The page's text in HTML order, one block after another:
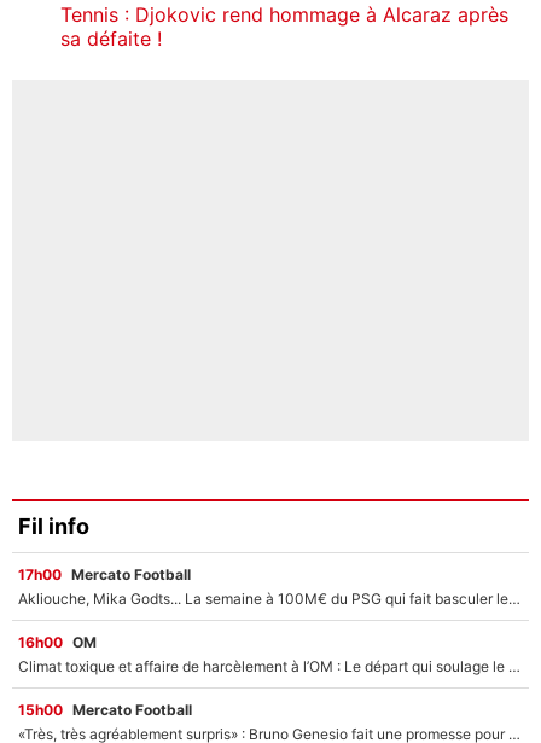
Tennis : Djokovic rend hommage à Alcaraz après
sa défaite !
Fil info
17h00 Mercato Football
Akliouche, Mika Godts... La semaine à 100M€ du PSG qui fait basculer le mercato du PSG !
16h00 OM
Climat toxique et affaire de harcèlement à l’OM : Le départ qui soulage le vestiaire de Bruno Genesio
15h00 Mercato Football
«Très, très agréablement surpris» : Bruno Genesio fait une promesse pour la suite du mercato de l’OM et rassure les supporters